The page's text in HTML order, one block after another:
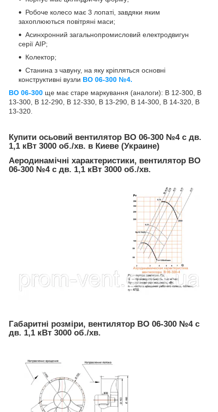
Робоче колесо має 3 лопаті, завдяки яким
захоплюються повітряні маси;
Асинхронний загальнопромисловий електродвигун
серії АІР;
Колектор;
Станина з чавуну, на яку кріпляться основні
конструктивні вузли ВО 06-300 №4.
ВО 06-300 ще має старе маркування (аналоги): В 12-300, В
13-300, В 12-290, В 12-330, В 13-290, В 14-300, В 14-320, В
13-320.
Купити осьовий вентилятор ВО 06-300 №4 с дв.
1,1 кВт 3000 об./хв. в Киеве (Украине)
Аеродинамічні характеристики, вентилятор ВО
06-300 №4 с дв. 1,1 кВт 3000 об./хв.
Габаритні розміри, вентилятор ВО 06-300 №4 с
дв. 1,1 кВт 3000 об./хв.